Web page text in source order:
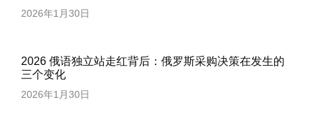
2026年1月30日
2026 俄语独立站走红背后：俄罗斯采购决策在发生的
三个变化
2026年1月30日